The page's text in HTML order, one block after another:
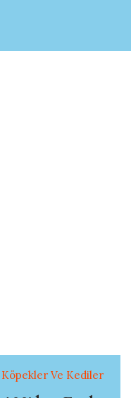
Köpekler Ve Kediler